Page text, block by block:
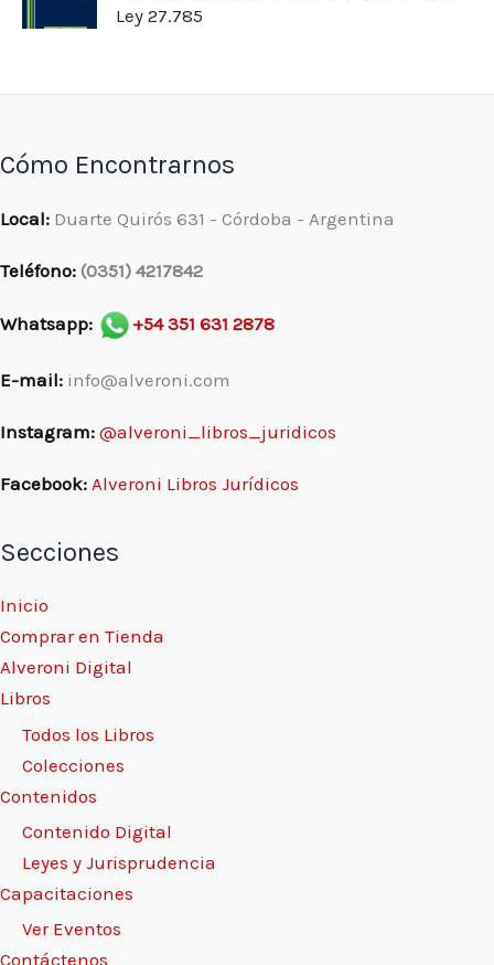
Ley 27.785
Cómo Encontrarnos
Local: Duarte Quirós 631 - Córdoba - Argentina
Teléfono: (0351) 4217842
Whatsapp: +54 351 631 2878
E-mail: info@alveroni.com
Instagram: @alveroni_libros_juridicos
Facebook: Alveroni Libros Jurídicos
Secciones
Inicio
Comprar en Tienda
Alveroni Digital
Libros
Todos los Libros
Colecciones
Contenidos
Contenido Digital
Leyes y Jurisprudencia
Capacitaciones
Ver Eventos
Contáctenos